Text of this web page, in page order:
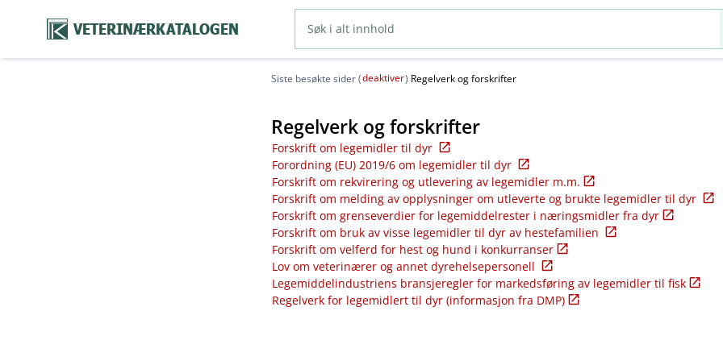
VETERINÆRKATALOGEN
Siste besøkte sider (deaktiver) Regelverk og forskrifter
Regelverk og forskrifter
Forskrift om legemidler til dyr
Forordning (EU) 2019/6 om legemidler til dyr
Forskrift om rekvirering og utlevering av legemidler m.m.
Forskrift om melding av opplysninger om utleverte og brukte legemidler til dyr
Forskrift om grenseverdier for legemiddelrester i næringsmidler fra dyr
Forskrift om bruk av visse legemidler til dyr av hestefamilien
Forskrift om velferd for hest og hund i konkurranser
Lov om veterinærer og annet dyrehelsepersonell
Legemiddelindustriens bransjeregler for markedsføring av legemidler til fisk
Regelverk for legemidlert til dyr (informasjon fra DMP)